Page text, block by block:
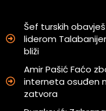
Šef turskih
liderom
bliži
Amir Pašić Faćo
interneta osuđen
zatvora